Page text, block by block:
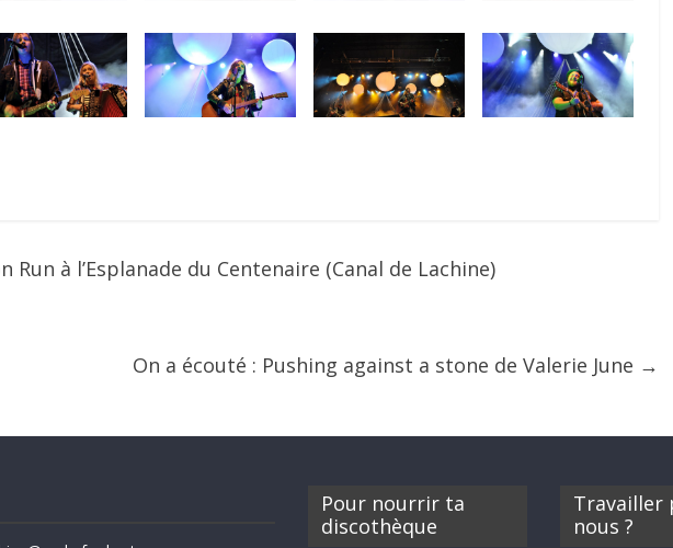
Run à l’Esplanade du Centenaire (Canal de Lachine)
On a écouté : Pushing against a stone de Valerie June →
Pour nourrir ta
discothèque
Travailler
nous ?